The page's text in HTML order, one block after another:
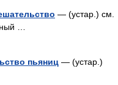
— (устар.) см.
…
пьяниц — (устар.)